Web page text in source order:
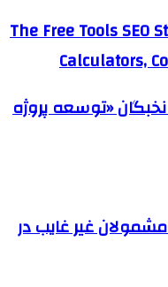
The Free Tools SEO
Calculators,
«توسعه پروژه
غیر غایب در